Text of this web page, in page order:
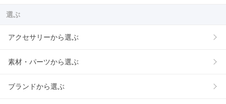
選ぶ
アクセサリーから選ぶ
素材・パーツから選ぶ
ブランドから選ぶ